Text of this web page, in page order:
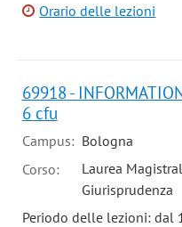
Orario delle lezioni
69918 -
6 cfu
Campus: Bologna
Corso:
Laurea
Giurisprudenza
Periodo delle lezioni: dal